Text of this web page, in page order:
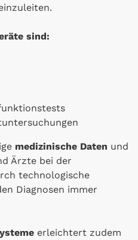
sind:
medizinische Daten und
Ärzte bei der
technologische
Diagnosen immer
erleichtert zudem